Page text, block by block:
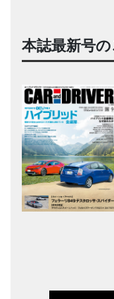
本誌最新号